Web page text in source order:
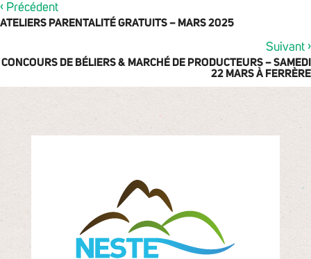
‹ Précédent
ATELIERS PARENTALITÉ GRATUITS – MARS 2025
Suivant ›
CONCOURS DE BÉLIERS & MARCHÉ DE PRODUCTEURS – SAMEDI
22 MARS À FERRÈRE